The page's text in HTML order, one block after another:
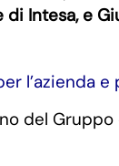
Intesa, e
l’azienda
del